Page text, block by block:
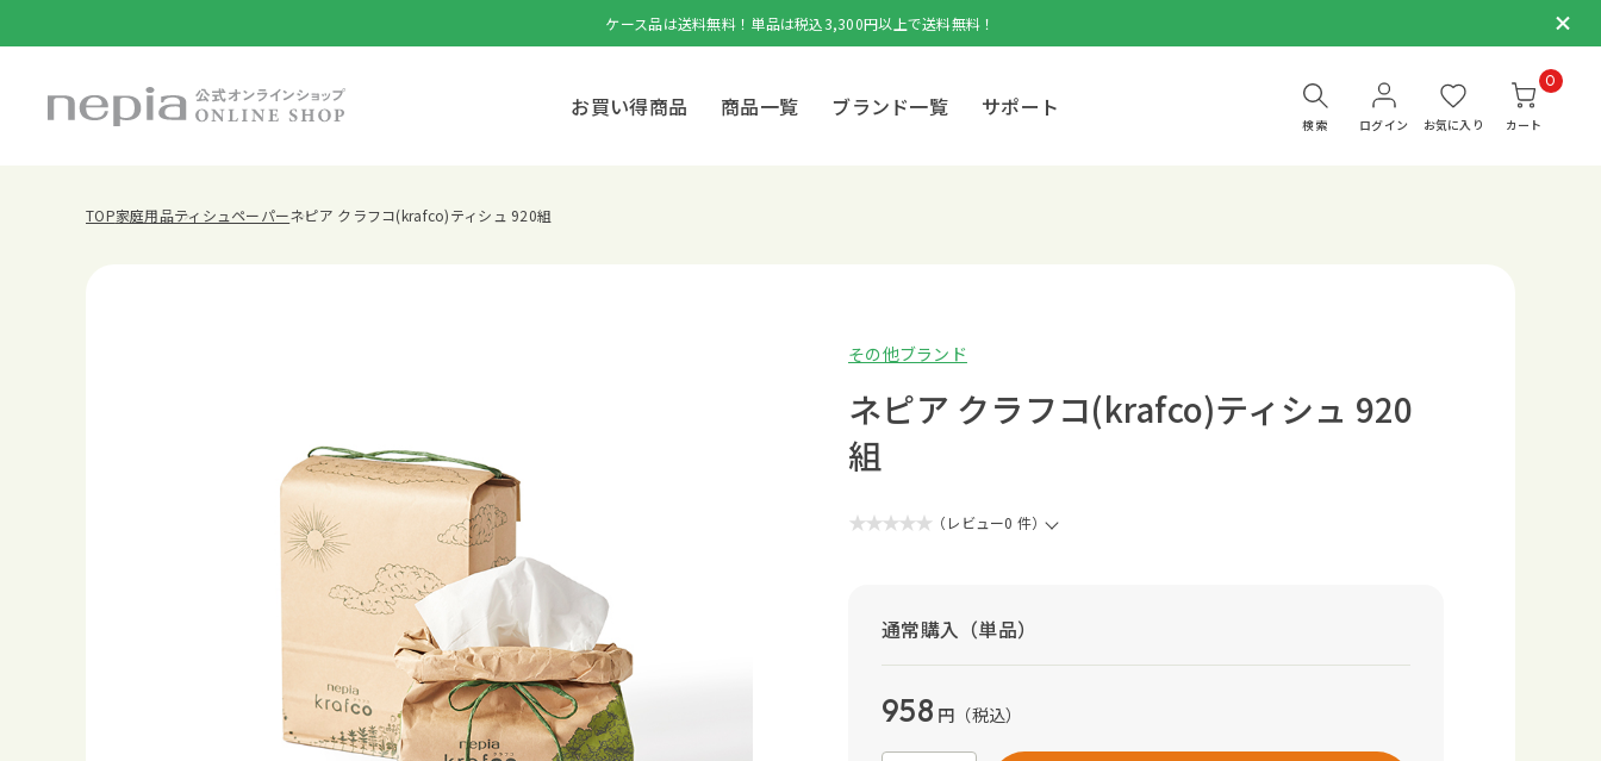
ケース品は送料無料！単品は税込3,300円以上で送料無料！
検索
お買い得商品 商品一覧 ブランド一覧 サポート
ログイン お気に入り
0
カート
TOP家庭用品ティシュペーパーネピア クラフコ(krafco)ティシュ 920組
その他ブランド
ネピア クラフコ(krafco)ティシュ 920
組
★★★★★ （レビュー0 件）
通常購入（単品）
958 円 （税込）